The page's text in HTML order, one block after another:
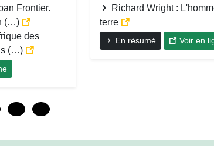
Frontier.
(…)
des
(…)
Richard Wright :
terre
En résumé Voir en